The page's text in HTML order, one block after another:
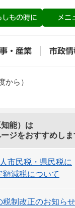
しもの時に メニ
・産業 市政情
から）
能）は
ジをおすすめしま
市民税・県民税に
額減税について
税制改正のお知らせ